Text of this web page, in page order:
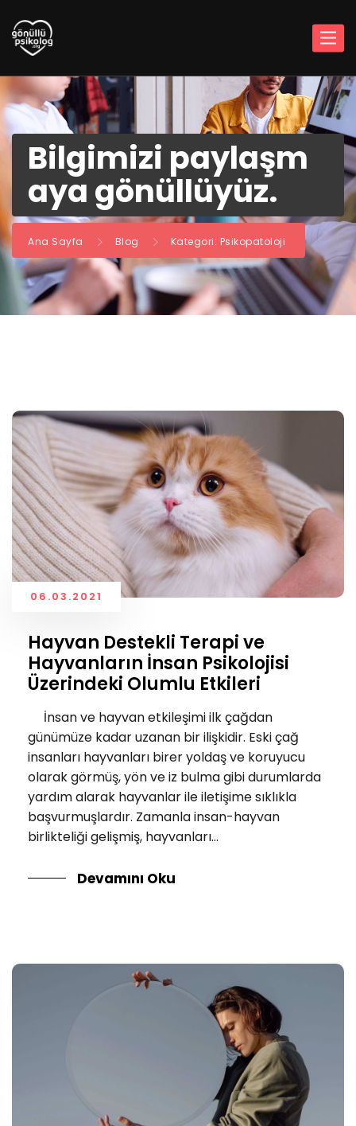
Bilgimizi paylaşm
aya gönüllüyüz.
Ana Sayfa Blog Kategori: Psikopatoloji
06.03.2021
Hayvan Destekli Terapi ve
Hayvanların İnsan Psikolojisi
Üzerindeki Olumlu Etkileri
İnsan ve hayvan etkileşimi ilk çağdan
günümüze kadar uzanan bir ilişkidir. Eski çağ
insanları hayvanları birer yoldaş ve koruyucu
olarak görmüş, yön ve iz bulma gibi durumlarda
yardım alarak hayvanlar ile iletişime sıklıkla
başvurmuşlardır. Zamanla insan-hayvan
birlikteliği gelişmiş, hayvanları...
Devamını Oku